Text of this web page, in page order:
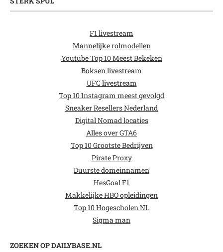
F1 livestream
Mannelijke rolmodellen
Youtube Top 10 Meest Bekeken
Boksen livestream
UFC livestream
Top 10 Instagram meest gevolgd
Sneaker Resellers Nederland
Digital Nomad locaties
Alles over GTA6
Top 10 Grootste Bedrijven
Pirate Proxy
Duurste domeinnamen
HesGoal F1
Makkelijke HBO opleidingen
Top 10 Hogescholen NL
Sigma man
ZOEKEN OP DAILYBASE.NL